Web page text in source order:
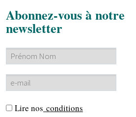
Abonnez-vous à notre
newsletter
Lire nos conditions